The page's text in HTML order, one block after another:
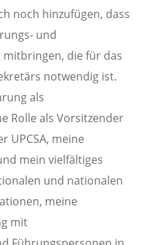
noch hinzufügen, dass
und
die für das
notwendig ist.
als
Rolle als Vorsitzender
UPCSA, meine
mein vielfältiges
und nationalen
meine
mit